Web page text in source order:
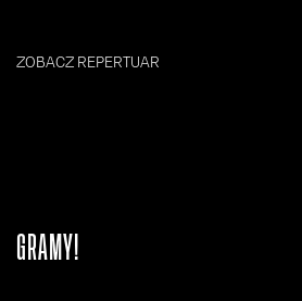
ZOBACZ REPERTUAR
GRAMY!